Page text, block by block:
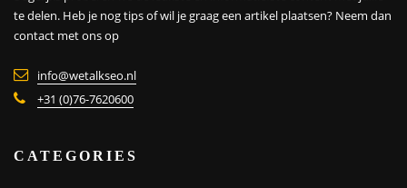
te delen. Heb je nog tips of wil je graag een artikel plaatsen? Neem dan
contact met ons op
info@wetalkseo.nl
+31 (0)76-7620600
CATEGORIES